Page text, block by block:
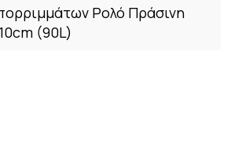
Ρολό Πράσινη
(90L)